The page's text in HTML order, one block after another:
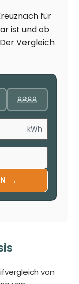
für
ist und ob
Vergleich
kWh
→
von